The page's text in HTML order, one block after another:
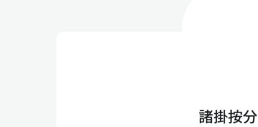
諸掛按分